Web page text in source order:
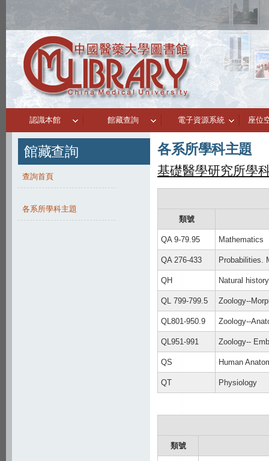
認識本館 館藏查詢 電子資源系統 座位
館藏查詢
查詢首頁
各系所學科主題
各系所學科主題
基礎醫學研究所學
類號
QA 9-79.95 Mathematics
QA 276-433 Probabilities.
QH Natural
QL 799-799.5 Zoology--
QL801-950.9 Zoology--
QL951-991 Zoology--
QS Human
QT Physiology
類號